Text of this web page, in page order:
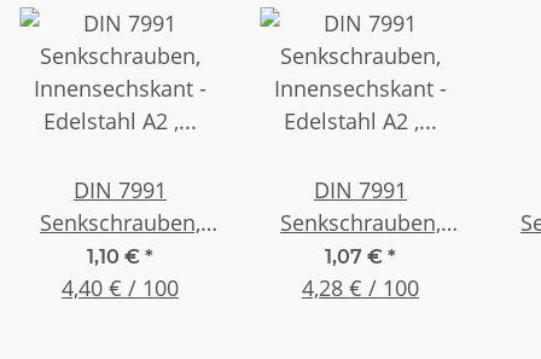
DIN 7991
Senkschrauben,
Innensechskant -
Edelstahl A2 , M 3 x
1,10 € *
4,40 € / 100
DIN 7991
Senkschrauben,
Innensechskant -
Edelstahl A2 , M 3 x
1,07 € *
4,28 € / 100